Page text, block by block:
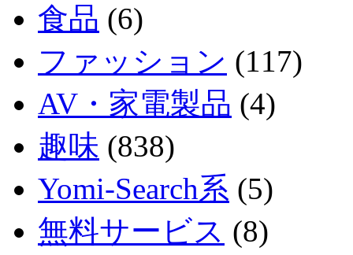
食品 (6)
ファッション (117)
AV・家電製品 (4)
趣味 (838)
Yomi-Search系 (5)
無料サービス (8)